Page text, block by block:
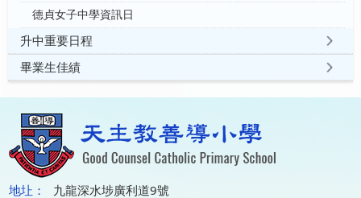
德貞女子中學資訊日
升中重要日程
畢業生佳績
地圵： 九龍深水埗廣利道9號